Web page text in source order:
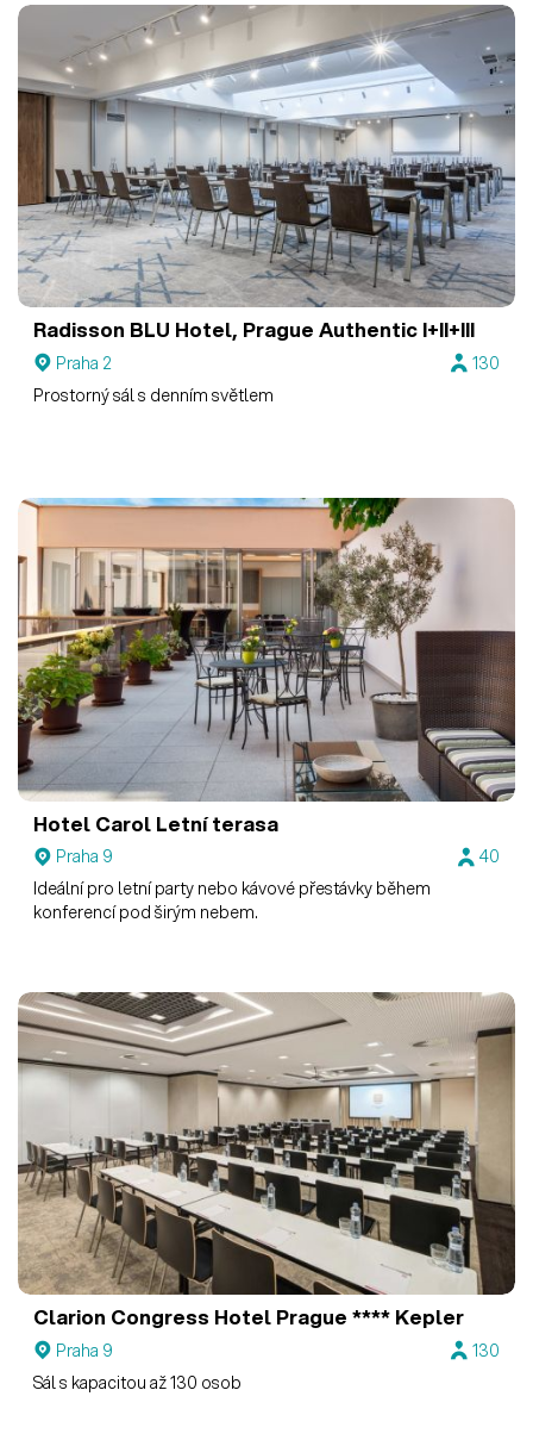
Radisson BLU Hotel, Prague Authentic I+II+III
Praha 2
130
Prostorný sál s denním světlem
Hotel Carol Letní terasa
Praha 9
40
Ideální pro letní party nebo kávové přestávky během
konferencí pod širým nebem.
Clarion Congress Hotel Prague **** Kepler
Praha 9
130
Sál s kapacitou až 130 osob